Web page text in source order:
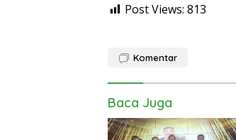
Post Views: 813
Komentar
Baca Juga